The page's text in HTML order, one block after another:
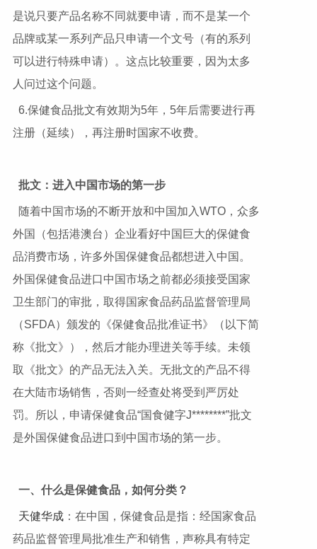
是说只要产品名称不同就要申请，而不是某一个
品牌或某一系列产品只申请一个文号（有的系列
可以进行特殊申请）。这点比较重要，因为太多
人问过这个问题。
6.保健食品批文有效期为5年，5年后需要进行再
注册（延续），再注册时国家不收费。
批文：进入中国市场的第一步
随着中国市场的不断开放和中国加入WTO，众多
外国（包括港澳台）企业看好中国巨大的保健食
品消费市场，许多外国保健食品都想进入中国。
外国保健食品进口中国市场之前都必须接受国家
卫生部门的审批，取得国家食品药品监督管理局
（SFDA）颁发的《保健食品批准证书》（以下简
称《批文》），然后才能办理进关等手续。未领
取《批文》的产品无法入关。无批文的产品不得
在大陆市场销售，否则一经查处将受到严厉处
罚。所以，申请保健食品“国食健字J********”批文
是外国保健食品进口到中国市场的第一步。
一、什么是保健食品，如何分类？
天健华成：在中国，保健食品是指：经国家食品
药品监督管理局批准生产和销售，声称具有特定